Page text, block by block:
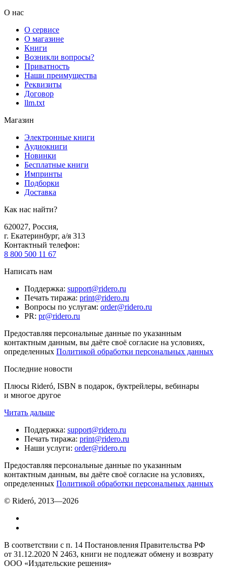
О нас
О сервисе
О магазине
Книги
Возникли вопросы?
Приватность
Наши преимущества
Реквизиты
Договор
llm.txt
Магазин
Электронные книги
Аудиокниги
Новинки
Бесплатные книги
Импринты
Подборки
Доставка
Как нас найти?
620027, Россия,
г. Екатеринбург, а/я 313
Контактный телефон:
8 800 500 11 67
Написать нам
Поддержка: support@ridero.ru
Печать тиража: print@ridero.ru
Вопросы по услугам: order@ridero.ru
PR: pr@ridero.ru
Предоставляя персональные данные по указанным
контактным данным, вы даёте своё согласие на условиях,
определенных Политикой обработки персональных данных
Последние новости
Плюсы Rideró, ISBN в подарок, буктрейлеры, вебинары
и многое другое
Читать дальше
Поддержка: support@ridero.ru
Печать тиража: print@ridero.ru
Наши услуги: order@ridero.ru
Предоставляя персональные данные по указанным
контактным данным, вы даёте своё согласие на условиях,
определенных Политикой обработки персональных данных
© Rideró, 2013—2026
В соответствии с п. 14 Постановления Правительства РФ
от 31.12.2020 N 2463, книги не подлежат обмену и возврату
ООО «Издательские решения»